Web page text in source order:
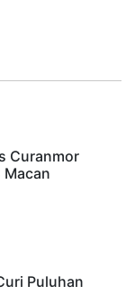
Curanmor
Macan
Puluhan